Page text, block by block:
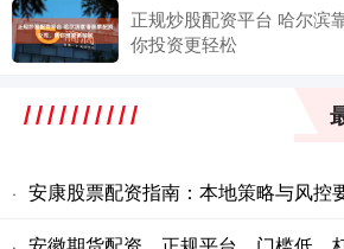
正规炒股配资平台 哈尔滨
你投资更轻松
· 安康股票配资指南：本地策略与风控